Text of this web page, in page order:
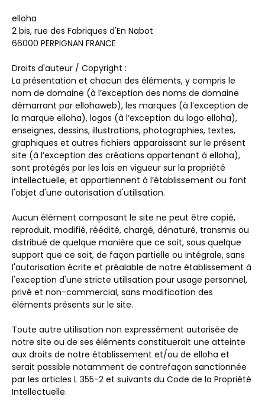
elloha
2 bis, rue des Fabriques d'En Nabot
66000 PERPIGNAN FRANCE
Droits d'auteur / Copyright :
La présentation et chacun des éléments, y compris le
nom de domaine (à l’exception des noms de domaine
démarrant par ellohaweb), les marques (à l’exception de
la marque elloha), logos (à l’exception du logo elloha),
enseignes, dessins, illustrations, photographies, textes,
graphiques et autres fichiers apparaissant sur le présent
site (à l’exception des créations appartenant à elloha),
sont protégés par les lois en vigueur sur la propriété
intellectuelle, et appartiennent à l’établissement ou font
l'objet d'une autorisation d'utilisation.
Aucun élément composant le site ne peut être copié,
reproduit, modifié, réédité, chargé, dénaturé, transmis ou
distribué de quelque manière que ce soit, sous quelque
support que ce soit, de façon partielle ou intégrale, sans
l'autorisation écrite et préalable de notre établissement à
l'exception d'une stricte utilisation pour usage personnel,
privé et non-commercial, sans modification des
éléments présents sur le site.
Toute autre utilisation non expressément autorisée de
notre site ou de ses éléments constituerait une atteinte
aux droits de notre établissement et/ou de elloha et
serait passible notamment de contrefaçon sanctionnée
par les articles L 355-2 et suivants du Code de la Propriété
Intellectuelle.